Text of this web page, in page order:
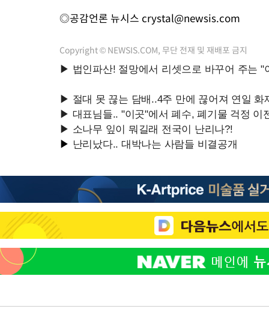
◎공감언론 뉴시스 crystal@newsis.com
Copyright © NEWSIS.COM, 무단 전재 및 재배포 금지